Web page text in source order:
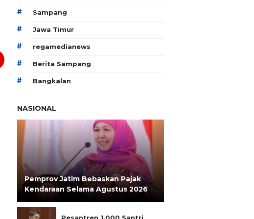
# Sampang
# Jawa Timur
# regamedianews
# Berita Sampang
# Bangkalan
NASIONAL
Pemprov Jatim Bebaskan Pajak
Kendaraan Selama Agustus 2026
Pesantren 1.000 Santri